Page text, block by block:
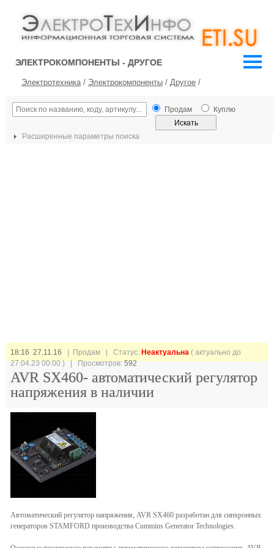
ЭЛЕКТРОКОМПОНЕНТЫ - ДРУГОЕ
Электротехника/ Электрокомпоненты / Другое /
Продам Куплю
Расширенные параметры поиска
18:16 27.11.16 | Продам | Статус: Неактуальна ( актуально до
27.04.23 00:00 ) | Просмотров:592
AVR SX460- автоматический регулятор
напряжения в наличии
Автоматический регулятор напряжения, AVR SX460 разработан для синхронных
генераторов STAMFORD производства Cummins Generator Technologies.